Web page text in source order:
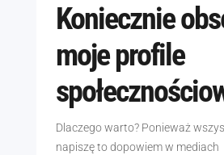
Koniecznie
moje profile
Dlaczego warto? Ponieważ
napiszę to dopowiem w mediach